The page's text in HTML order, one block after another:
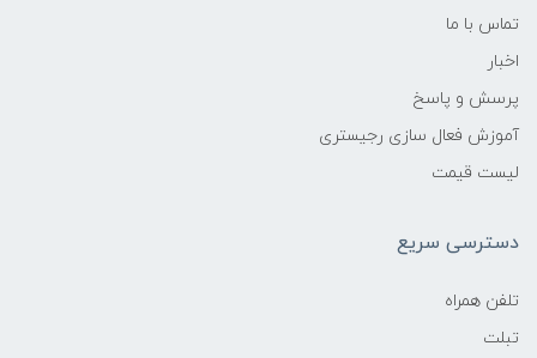
تماس با ما
اخبار
پرسش و پاسخ
آموزش فعال سازی رجیستری
لیست قیمت
دسترسی سریع
تلفن همراه
تبلت